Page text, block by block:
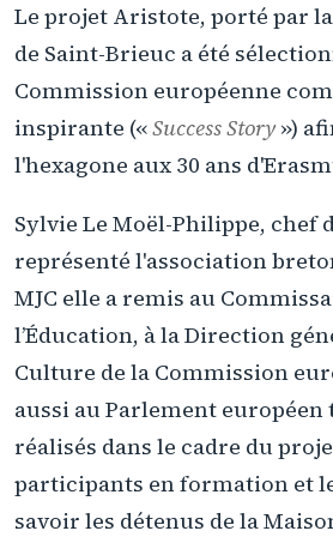
Le projet Aristote, porté par la
de Saint-Brieuc a été
Commission européenne
inspirante («Success Story»)
l'hexagone aux 30 ans
Sylvie Le Moël-Philippe, chef
représenté l'association
MJC elle a remis au
l’Éducation, à la Direction
Culture de la Commission
aussi au Parlement
réalisés dans le cadre du
participants en formation et
savoir les détenus de la